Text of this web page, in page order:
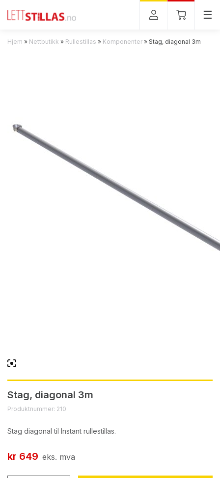
☰
Hjem » Nettbutikk » Rullestillas » Komponenter » Stag, diagonal 3m
Stag, diagonal 3m
Produktnummer: 210
Stag diagonal til Instant rullestillas.
kr 649 eks. mva